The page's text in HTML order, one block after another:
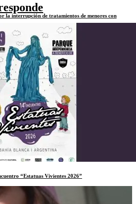
la interrupción de tratamientos de menores con
“Estatuas Vivientes 2026”